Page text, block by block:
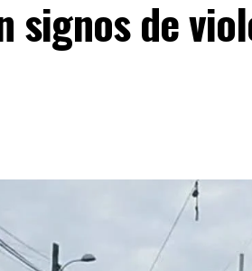
signos de